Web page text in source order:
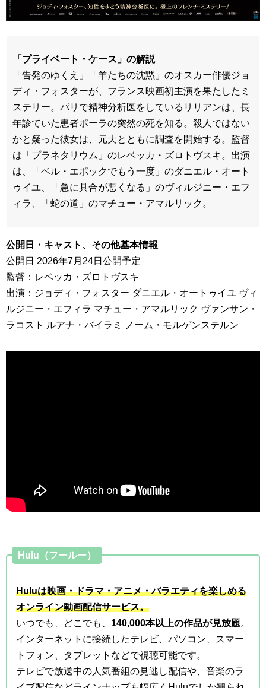
「プライベート・ケース」の解説
「告発のゆくえ」「羊たちの沈黙」のオスカー俳優ジョ
ディ・フォスターが、フランス映画初主演を果たしたミ
ステリー。パリで精神分析医をしているリリアンは、長
年診ていた患者ポーラの突然の死を知る。殺人ではない
かと疑った彼女は、元夫とともに調査を開始する。監督
は「プラネタリウム」のレベッカ・ズロトヴスキ。出演
は、「ベル・エポックでもう一度」のダニエル・オート
ゥイユ、「急に具合が悪くなる」のヴィルジニー・エフ
ィラ、「蛇の道」のマチュー・アマルリック。
公開日・キャスト、その他基本情報
公開日 2026年7月24日公開予定
監督：レベッカ・ズロトヴスキ
出演：ジョディ・フォスター ダニエル・オートゥイユ ヴィ
ルジニー・エフィラ マチュー・アマルリック ヴァンサン・
ラコスト ルアナ・バイラミ ノーム・モルゲンステルン
Hulu（フールー）
Huluは映画・ドラマ・アニメ・バラエティを楽しめる
オンライン動画配信サービス。
いつでも、どこでも、 140,000本以上の作品が見放題。
インターネットに接続したテレビ、パソコン、スマー
トフォン、タブレットなどで視聴可能です。
テレビで放送中の人気番組の見逃し配信や、音楽のラ